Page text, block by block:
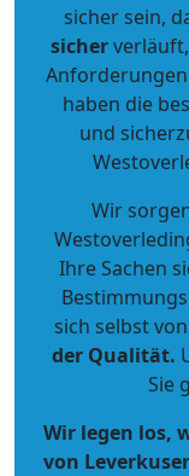
sicher sein,
sicherverläuft,
haben die
und
Wir
Ihre Sachen
sich selbst
der Qualität.
Sie
Wir legen los,
von